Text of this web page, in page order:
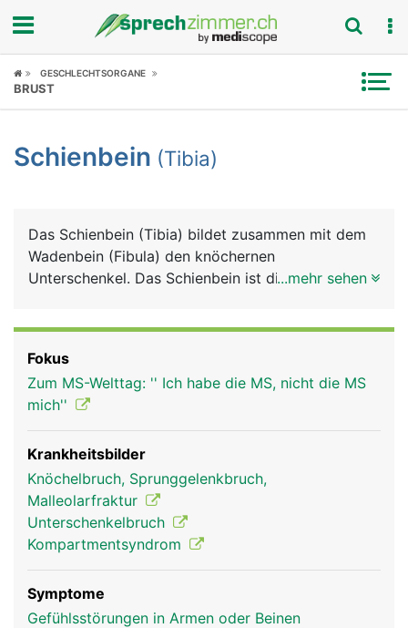
Fokus
Symptome
News
Rubriken
GESCHLECHTSORGANE
BRUST
Schienbein (Tibia)
Das Schienbein (Tibia) bildet zusammen mit dem
Wadenbein (Fibula) den knöchernen
Unterschenkel. Das Schienbein ist dicker und
langen Schaft dessen Vorderseite direkt unter der
Haut liegt, und einem unteren Ende, das den
Innenknöchel bildet und Teil des oberen
Sprunggelenks ist.
...mehr sehen
Fokus
Zum MS-Welttag: '' Ich habe die MS, nicht die MS
mich''
Krankheitsbilder
Knöchelbruch, Sprunggelenkbruch,
Malleolarfraktur
Unterschenkelbruch
Kompartmentsyndrom
Symptome
Gefühlsstörungen in Armen oder Beinen